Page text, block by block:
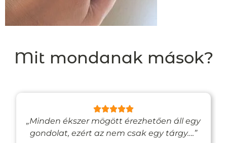
Mit mondanak mások?
„Minden ékszer mögött érezhetően áll egy
gondolat, ezért az nem csak egy tárgy….”